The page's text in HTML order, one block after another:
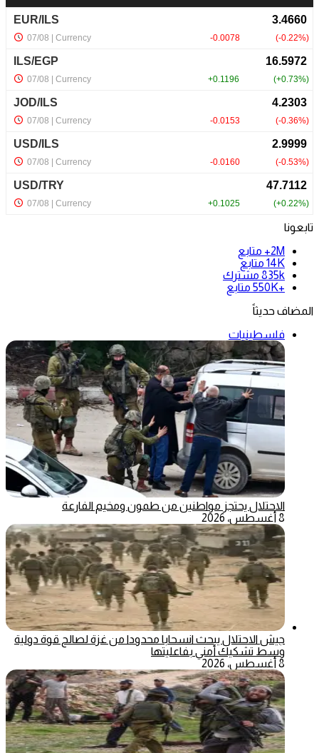
تابعونا
2M+
متابع
14K متابع
835k مشترك
+550K
متابع
المضاف حديثاً
فلسطينيات
الاحتلال يحتجز مواطنين من طمون ومخيم الفارعة
8 أغسطس، 2026
جيش الاحتلال يبحث انسحابا محدودا من غزة لصالح قوة دولية
وسط تشكيك أمني بفاعليتها
8 أغسطس، 2026